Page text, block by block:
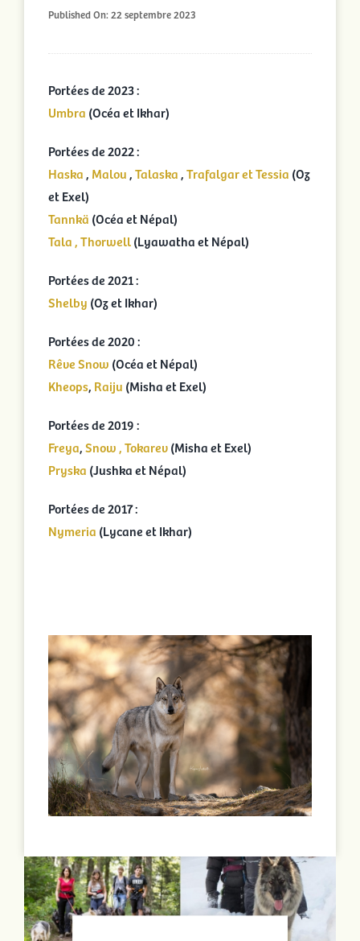
Portées en cours
Activités
Rechercher:
Published On: 22 septembre 2023
Portées de 2023 :
Umbra (Océa et Ikhar)
Portées de 2022 :
Haska , Malou ,Talaska ,Trafalgar et Tessia (Oz
et Exel)
Tannkä (Océa et Népal)
Tala , Thorwell(Lyawatha et Népal)
Portées de 2021 :
Shelby (Oz et Ikhar)
Portées de 2020 :
Rêve Snow (Océa et Népal)
Kheops, Raiju (Misha et Exel)
Portées de 2019 :
Freya,Snow , Tokarev(Misha et Exel)
Pryska (Jushka et Népal)
Portées de 2017 :
Nymeria (Lycane et Ikhar)